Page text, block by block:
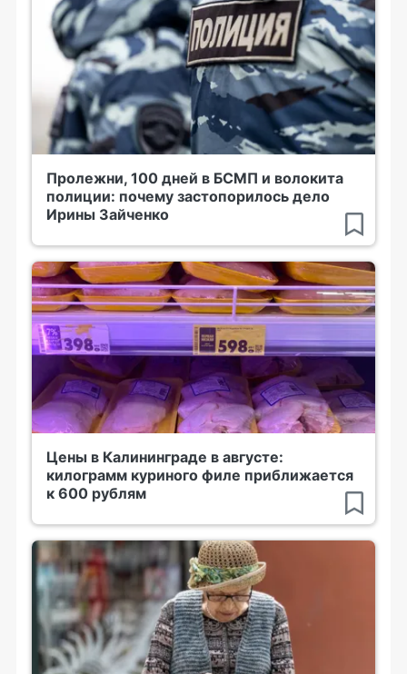
Пролежни, 100 дней в БСМП и волокита
полиции: почему застопорилось дело
Ирины Зайченко
Цены в Калининграде в августе:
килограмм куриного филе приближается
к 600 рублям